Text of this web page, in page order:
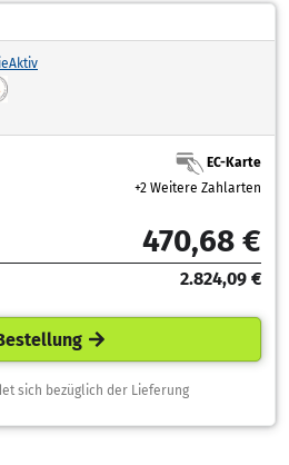
EC-Karte
+2 Weitere Zahlarten
470,68 €
2.824,09 €
sich bezüglich der Lieferung